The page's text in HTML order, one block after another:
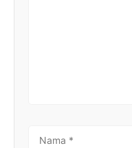
NAMA